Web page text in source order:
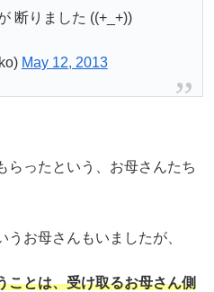
断りました ((+_+))
May 12, 2013
らったという、お母さんたち
お母さんもいましたが、
ことは、受け取るお母さん側